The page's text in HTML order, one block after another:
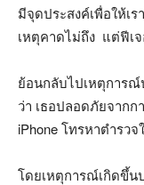
มีจุดประสงค์เพื่อให้เ
เหตุคาดไม่ถึง แต่ฟีเจ
ย้อนกลับไปเหตุการณ์
ว่า เธอปลอดภัยจากก
iPhone โทรหาตำรว
โดยเหตุการณ์เกิดขึ้น